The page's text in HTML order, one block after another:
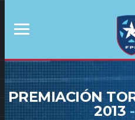
PREMIACIÓN
2013